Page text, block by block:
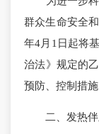
群众生命安全
年4月1日起将
治法》规定的
预防、控制措施
二、发热伴